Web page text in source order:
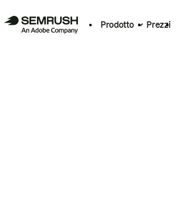
Prodotto Prezzi